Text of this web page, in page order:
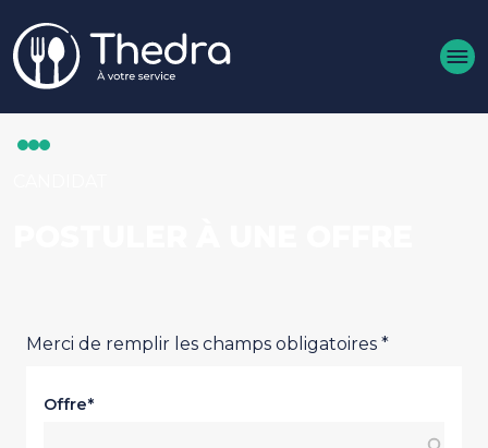
Merci de remplir les champs obligatoires *
Offre